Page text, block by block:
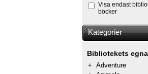
Visa endast
böcker
Kategorier
Bibliotekets egna
+ Adventure